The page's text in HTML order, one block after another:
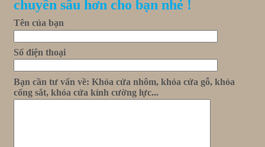
chuyên sâu hơn cho bạn nhé !
Tên của bạn
Số điện thoại
Bạn cần tư vấn về: Khóa cửa nhôm, khóa cửa gỗ, khóa
cổng sắt, khóa cửa kính cường lực...